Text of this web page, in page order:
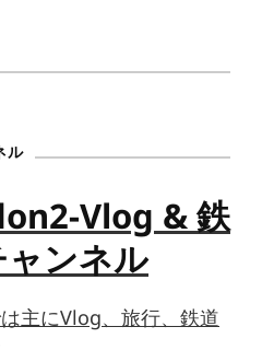
ル
Vlog & 鉄
ンネル
主にVlog、旅行、鉄道